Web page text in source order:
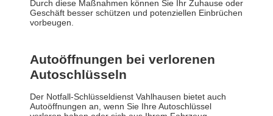
Durch diese Maßnahmen können Sie Ihr Zuhause oder
Geschäft besser schützen und potenziellen Einbrüchen
vorbeugen.
Autoöffnungen bei verlorenen
Autoschlüsseln
Der Notfall-Schlüsseldienst Vahlhausen bietet auch
Autoöffnungen an, wenn Sie Ihre Autoschlüssel